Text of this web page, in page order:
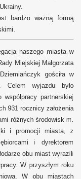
bardzo ważną formą
naszego miasta w
Miejskiej Małgorzata
gościła w
Celem wyjazdu było
partnerskiej
931 rocznicy założenia
różnych środowisk m.
i promocji miasta, z
i dyrektorem
obu miast wyrazili
W przyszłym roku
W obu miastach